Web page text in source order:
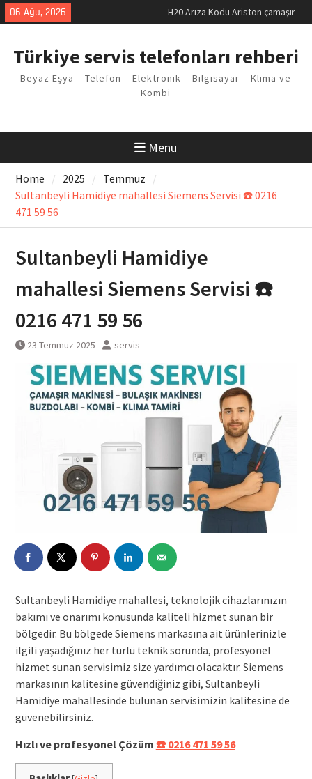
Skip
to
06 Ağu, 2026
LG kombi E2 Arızası Çözümü
Arçelik buzdolabı F5 Hatası
Vaillant çamaşır makinesi E03
Ferroli klima E3 Arızası Çözümü
Türkiye servis telefonları rehberi
Beyaz Eşya – Telefon – Elektronik – Bilgisayar – Klima ve
Kombi
Menu
Home 2025
Temmuz
Sultanbeyli Hamidiye mahallesi Siemens Servisi ☎️ 0216
471 59 56
Sultanbeyli Hamidiye
mahallesi Siemens Servisi ☎️
0216 471 59 56
23 Temmuz 2025 servis
Sultanbeyli Hamidiye mahallesi, teknolojik cihazlarınızın
bakımı ve onarımı konusunda kaliteli hizmet sunan bir
bölgedir. Bu bölgede Siemens markasına ait ürünlerinizle
ilgili yaşadığınız her türlü teknik sorunda, profesyonel
hizmet sunan servisimiz size yardımcı olacaktır. Siemens
markasının kalitesine güvendiğiniz gibi, Sultanbeyli
Hamidiye mahallesinde bulunan servisimizin kalitesine de
güvenebilirsiniz.
Hızlı ve profesyonel Çözüm ☎️ 0216 471 59 56